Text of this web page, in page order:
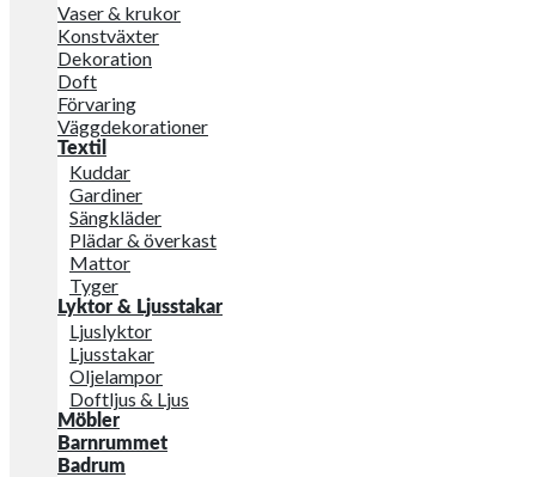
Vaser & krukor
Konstväxter
Dekoration
Doft
Förvaring
Väggdekorationer
Textil
Kuddar
Gardiner
Sängkläder
Plädar & överkast
Mattor
Tyger
Lyktor & Ljusstakar
Ljuslyktor
Ljusstakar
Oljelampor
Doftljus & Ljus
Möbler
Barnrummet
Badrum